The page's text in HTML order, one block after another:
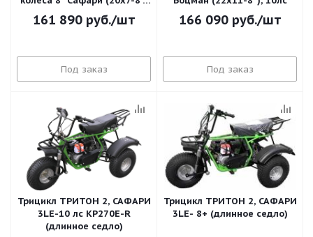
10лс
161 890руб./шт
Под заказ
166 090руб./шт
Под заказ
Трицикл ТРИТОН 2, САФАРИ
3LЕ-10 лс KP270E-R
(длинное седло)
Трицикл ТРИТОН 2, САФАРИ
3LЕ- 8+ (длинное седло)